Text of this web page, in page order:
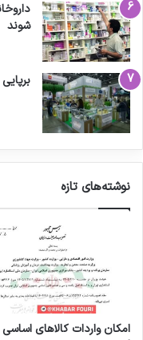
شوند
نوشته‌های تازه
امکان واردات کالاهای اساسی